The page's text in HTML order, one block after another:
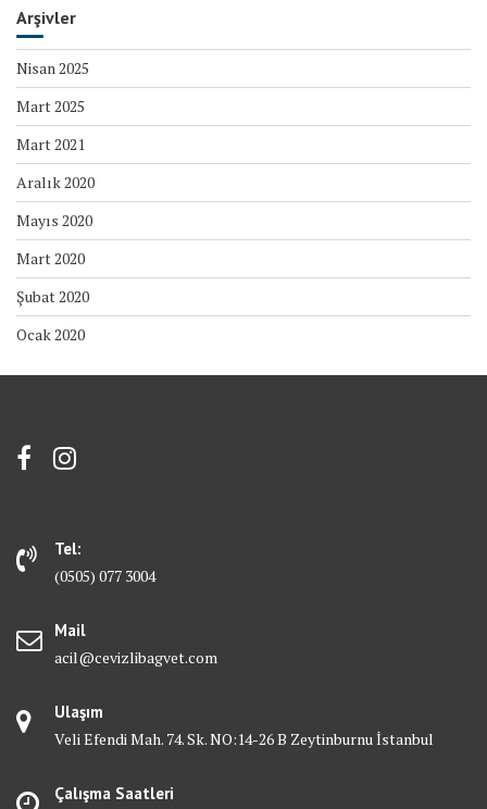
Arşivler
Nisan 2025
Mart 2025
Mart 2021
Aralık 2020
Mayıs 2020
Mart 2020
Şubat 2020
Ocak 2020
Tel:
(0505) 077 3004
Mail
acil@cevizlibagvet.com
Ulaşım
Veli Efendi Mah. 74. Sk. NO:14-26 B Zeytinburnu İstanbul
Çalışma Saatleri